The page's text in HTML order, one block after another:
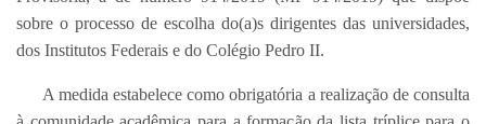
sobre o processo de escolha do(a)s dirigentes das universidades,
dos Institutos Federais e do Colégio Pedro II.
A medida estabelece como obrigatória a realização de consulta